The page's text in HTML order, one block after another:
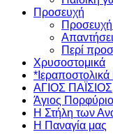
Προσευχή
Προσευχή
Περί
Χρυσοστομικά
ΑΓΙΟΣ ΠΑΪΣΙΟΣ
Άγιος
Η Στήλη των
Η Παναγία μας